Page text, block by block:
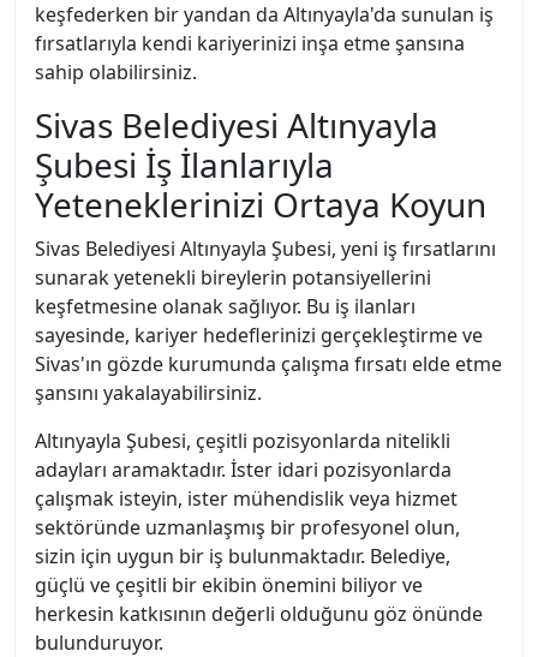
keşfederken bir yandan da Altınyayla'da sunulan iş
fırsatlarıyla kendi kariyerinizi inşa etme şansına
sahip olabilirsiniz.
Sivas Belediyesi Altınyayla
Şubesi İş İlanlarıyla
Yeteneklerinizi Ortaya Koyun
Sivas Belediyesi Altınyayla Şubesi, yeni iş fırsatlarını
sunarak yetenekli bireylerin potansiyellerini
keşfetmesine olanak sağlıyor. Bu iş ilanları
sayesinde, kariyer hedeflerinizi gerçekleştirme ve
Sivas'ın gözde kurumunda çalışma fırsatı elde etme
şansını yakalayabilirsiniz.
Altınyayla Şubesi, çeşitli pozisyonlarda nitelikli
adayları aramaktadır. İster idari pozisyonlarda
çalışmak isteyin, ister mühendislik veya hizmet
sektöründe uzmanlaşmış bir profesyonel olun,
sizin için uygun bir iş bulunmaktadır. Belediye,
güçlü ve çeşitli bir ekibin önemini biliyor ve
herkesin katkısının değerli olduğunu göz önünde
bulunduruyor.